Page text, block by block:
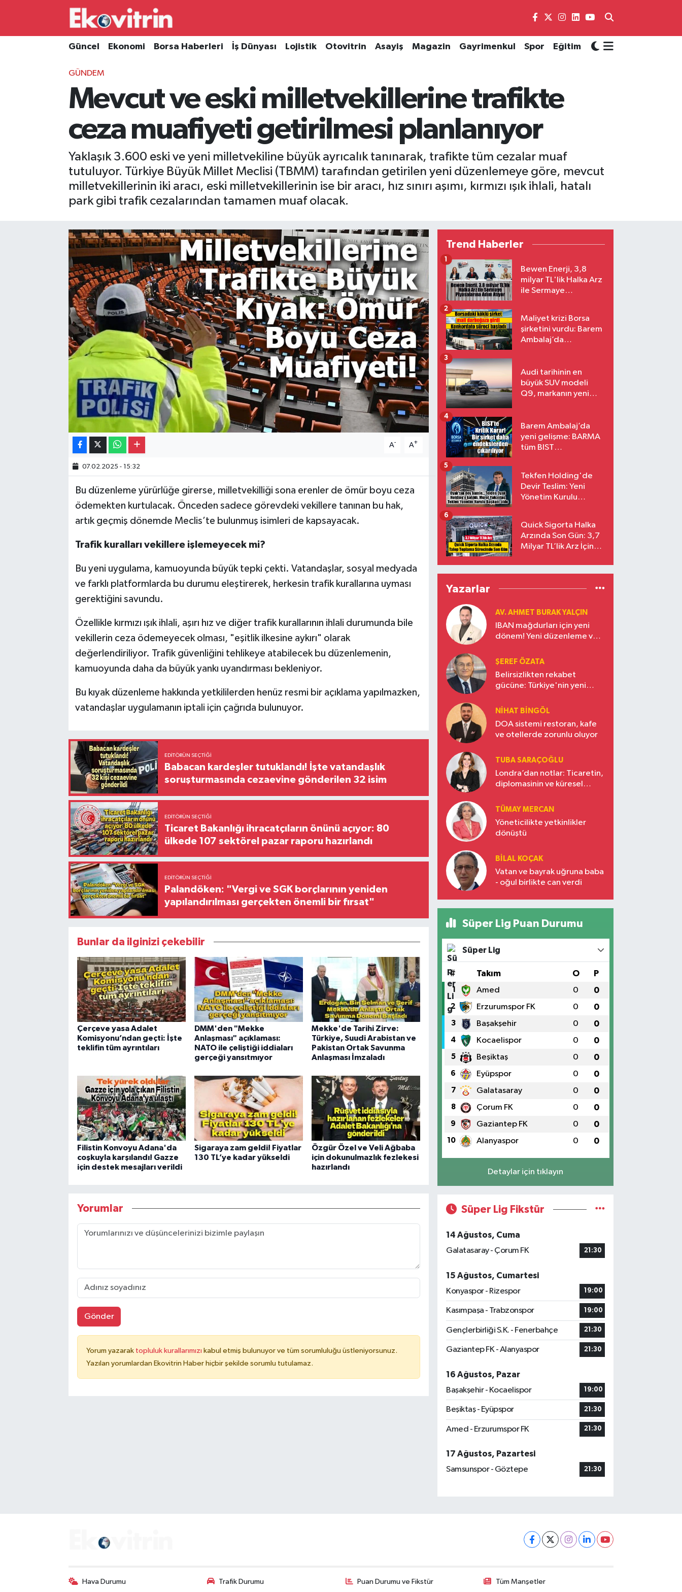
Güncel Ekonomi Borsa Haberleri İş Dünyası Lojistik Otovitrin Asayiş Magazin Gayrimenkul Spor Eğitim
GÜNDEM
Mevcut ve eski milletvekillerine trafikte
ceza muafiyeti getirilmesi planlanıyor
Yaklaşık 3.600 eski ve yeni milletvekiline büyük ayrıcalık tanınarak, trafikte tüm cezalar muaf
tutuluyor. Türkiye Büyük Millet Meclisi (TBMM) tarafından getirilen yeni düzenlemeye göre, mevcut
milletvekillerinin iki aracı, eski milletvekillerinin ise bir aracı, hız sınırı aşımı, kırmızı ışık ihlali, hatalı
park gibi trafik cezalarından tamamen muaf olacak.
A- A+
07.02.2025 - 15:32
Bu düzenleme yürürlüğe girerse, milletvekilliği sona erenler de ömür boyu ceza
ödemekten kurtulacak. Önceden sadece görevdeki vekillere tanınan bu hak,
artık geçmiş dönemde Meclis’te bulunmuş isimleri de kapsayacak.
Trafik kuralları vekillere işlemeyecek mi?
Bu yeni uygulama, kamuoyunda büyük tepki çekti. Vatandaşlar, sosyal medyada
ve farklı platformlarda bu durumu eleştirerek, herkesin trafik kurallarına uyması
gerektiğini savundu.
Özellikle kırmızı ışık ihlali, aşırı hız ve diğer trafik kurallarının ihlali durumunda bile
vekillerin ceza ödemeyecek olması, "eşitlik ilkesine aykırı" olarak
değerlendiriliyor. Trafik güvenliğini tehlikeye atabilecek bu düzenlemenin,
kamuoyunda daha da büyük yankı uyandırması bekleniyor.
Bu kıyak düzenleme hakkında yetkililerden henüz resmi bir açıklama yapılmazken,
vatandaşlar uygulamanın iptali için çağrıda bulunuyor.
EDITÖRÜN SEÇTIĞI
Babacan kardeşler tutuklandı! İşte vatandaşlık
soruşturmasında cezaevine gönderilen 32 isim
EDITÖRÜN SEÇTIĞI
Ticaret Bakanlığı ihracatçıların önünü açıyor: 80
ülkede 107 sektörel pazar raporu hazırlandı
EDITÖRÜN SEÇTIĞI
Palandöken: "Vergi ve SGK borçlarının yeniden
yapılandırılması gerçekten önemli bir fırsat"
Bunlar da ilginizi çekebilir
Çerçeve yasa Adalet
Komisyonu’ndan geçti: İşte
teklifin tüm ayrıntıları
DMM'den "Mekke
Anlaşması" açıklaması:
NATO ile çeliştiği iddiaları
gerçeği yansıtmıyor
Mekke'de Tarihi Zirve:
Türkiye, Suudi Arabistan ve
Pakistan Ortak Savunma
Anlaşması İmzaladı
Filistin Konvoyu Adana'da
coşkuyla karşılandı! Gazze
için destek mesajları verildi
Sigaraya zam geldi! Fiyatlar
130 TL’ye kadar yükseldi
Özgür Özel ve Veli Ağbaba
için dokunulmazlık fezlekesi
hazırlandı
Yorumlar
Gönder
Yorum yazarak topluluk kurallarımızı kabul etmiş bulunuyor ve tüm sorumluluğu üstleniyorsunuz.
Yazılan yorumlardan Ekovitrin Haber hiçbir şekilde sorumlu tutulamaz.
Trend Haberler
Bewen Enerji, 3,8
milyar TL'lik Halka Arz
ile Sermaye
1
Maliyet krizi Borsa
şirketini vurdu: Barem
Ambalaj’da
2
Audi tarihinin en
büyük SUV modeli
Q9, markanın yeni
3
Barem Ambalaj’da
yeni gelişme: BARMA
tüm BIST
4
Tekfen Holding'de
Devir Teslim: Yeni
Yönetim Kurulu
5
Quick Sigorta Halka
Arzında Son Gün: 3,7
Milyar TL’lik Arz İçin
Eriyor
6
Yazarlar
AV. AHMET BURAK YALÇIN
IBAN mağdurları için yeni
dönem! Yeni düzenleme ve
ŞEREF ÖZATA
Belirsizlikten rekabet
gücüne: Türkiye'nin yeni
NIHAT BINGÖL
DOA sistemi restoran, kafe
ve otellerde zorunlu oluyor
TUBA SARAÇOĞLU
Londra’dan notlar: Ticaretin,
diplomasinin ve küresel
Türkiye’nin yükselen gücü
TÜMAY MERCAN
Yöneticilikte yetkinlikler
dönüştü
BILAL KOÇAK
Vatan ve bayrak uğruna baba
- oğul birlikte can verdi
Süper Lig Puan Durumu
Süper Lig
# Takım O P
1 Amed 0 0
2 Erzurumspor FK 0 0
3 Başakşehir 0 0
4 Kocaelispor 0 0
5 Beşiktaş 0 0
6 Eyüpspor 0 0
7 Galatasaray 0 0
8 Çorum FK 0 0
9 Gaziantep FK 0 0
10 Alanyaspor 0 0
Detaylar için tıklayın
Süper Lig Fikstür
14 Ağustos, Cuma
Galatasaray - Çorum FK
21:30
15 Ağustos, Cumartesi
Konyaspor - Rizespor
19:00
Kasımpaşa - Trabzonspor 19:00
Gençlerbirliği S.K. - Fenerbahçe 21:30
Gaziantep FK - Alanyaspor 21:30
16 Ağustos, Pazar
Başakşehir - Kocaelispor
19:00
Beşiktaş - Eyüpspor 21:30
Amed - Erzurumspor FK 21:30
17 Ağustos, Pazartesi
Samsunspor - Göztepe
21:30
Hava Durumu Trafik Durumu Puan Durumu ve Fikstür Tüm Manşetler
Güncel
Borsa Haberleri
Gayrimenkul
Hava Durumu
Süper Lig Puan Durumu ve Fikstür
Son Dakika Haberleri
Haber Arşivi